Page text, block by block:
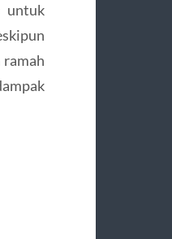
untuk
ramah